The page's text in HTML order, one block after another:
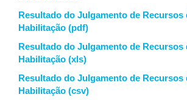
Resultado do Julgamento de Recursos
Habilitação (pdf)
Resultado do Julgamento de Recursos
Habilitação (xls)
Resultado do Julgamento de Recursos
Habilitação (csv)